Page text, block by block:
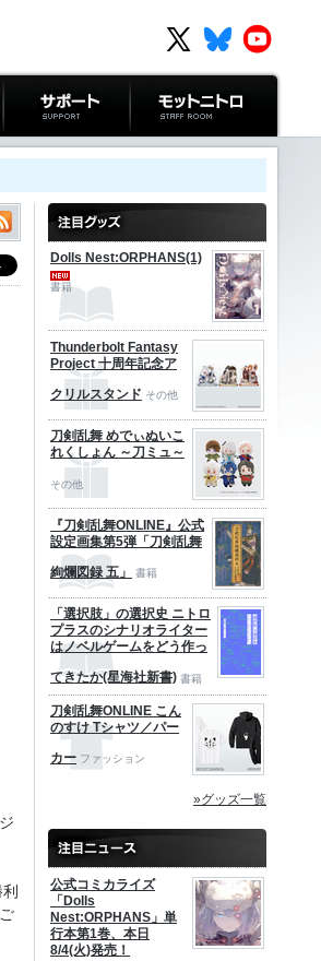
サポート モットニトロ
Dolls Nest:ORPHANS(1)
書籍
Thunderbolt Fantasy
Project 十周年記念ア
クリルスタンド その他
刀剣乱舞 めでぃぬいこ
れくしょん ～刀ミュ～
その他
『刀剣乱舞ONLINE』公式
設定画集第5弾「刀剣乱舞
絢爛図録 五」 書籍
「選択肢」の選択史 ニトロ
プラスのシナリオライター
はノベルゲームをどう作っ
てきたか(星海社新書) 書籍
刀剣乱舞ONLINE こん
のすけ Tシャツ／パー
カー ファッション
»グッズ一覧
公式コミカライズ
「Dolls
Nest:ORPHANS」単
行本第1巻、本日
8/4(火)発売！